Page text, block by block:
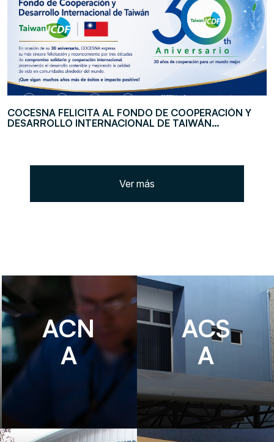
COCESNA FELICITA AL FONDO DE COOPERACIÓN Y
DESARROLLO INTERNACIONAL DE TAIWÁN
Ver más
ACN
A
ACS
A